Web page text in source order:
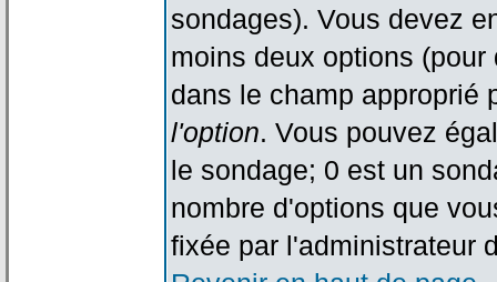
sondages). Vous devez
moins deux options
dans le champ
l'option. Vous pouvez
le sondage; 0 est un
nombre d'options que
fixée par l'administrateur